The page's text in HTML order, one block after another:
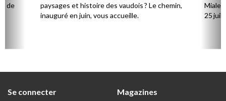
de
paysages et histoire des vaudois ? Le chemin,
inauguré en juin, vous accueille.
25
Se connecter
Magazines